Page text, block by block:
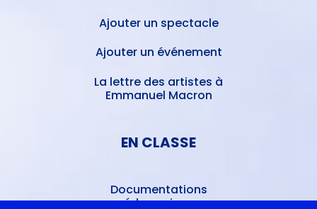
Ajouter un spectacle
Ajouter un événement
La lettre des artistes à
Emmanuel Macron
EN CLASSE
Documentations
pédagogiques